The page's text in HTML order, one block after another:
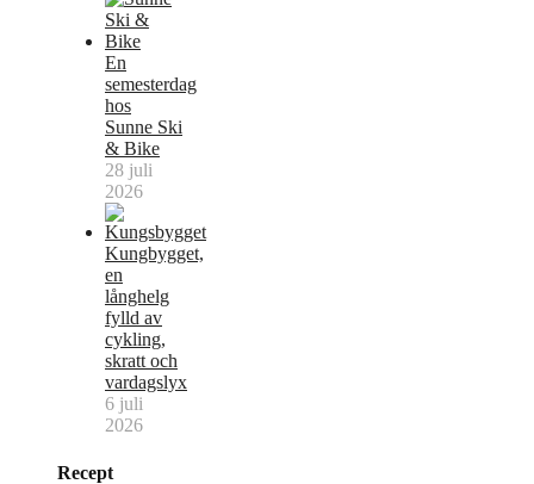
En
semesterdag
hos
Sunne Ski
& Bike
28 juli
2026
Kungbygget,
en
långhelg
fylld av
cykling,
skratt och
vardagslyx
6 juli
2026
Recept